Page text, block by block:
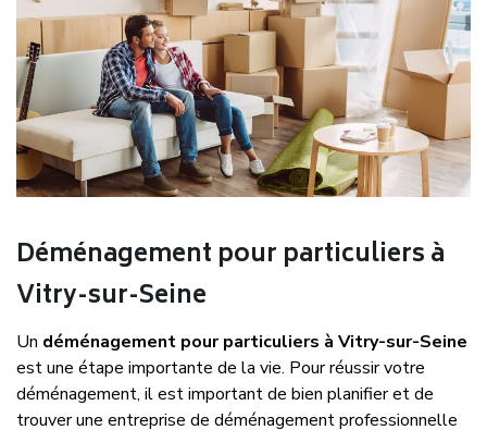
Déménagement pour particuliers à
Vitry-sur-Seine
Un déménagement pour particuliers à Vitry-sur-Seine
est une étape importante de la vie. Pour réussir votre
déménagement, il est important de bien planifier et de
trouver une entreprise de déménagement professionnelle